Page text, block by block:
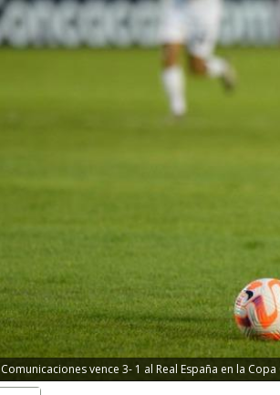
Comunicaciones vence 3- 1 al Real España en la